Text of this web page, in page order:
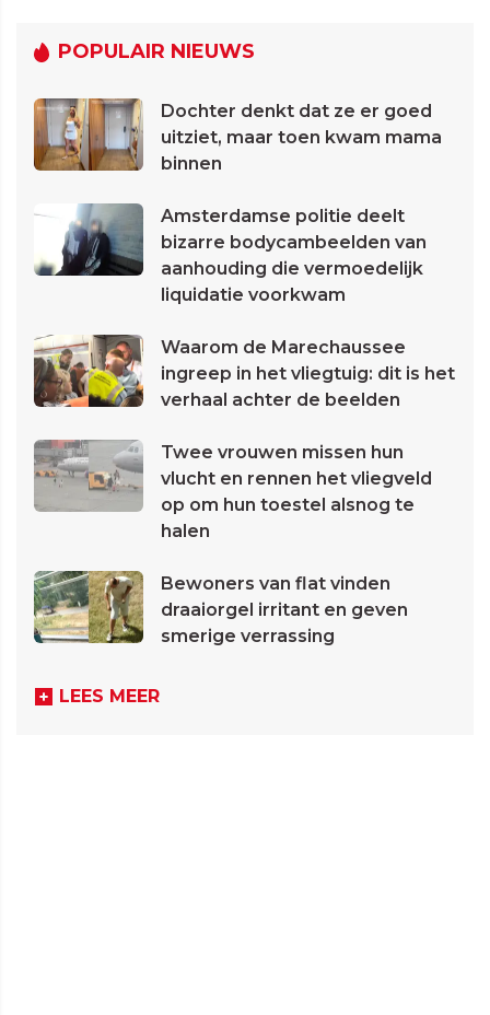
POPULAIR NIEUWS
Dochter denkt dat ze er goed
uitziet, maar toen kwam mama
binnen
Amsterdamse politie deelt
bizarre bodycambeelden van
aanhouding die vermoedelijk
liquidatie voorkwam
Waarom de Marechaussee
ingreep in het vliegtuig: dit is het
verhaal achter de beelden
Twee vrouwen missen hun
vlucht en rennen het vliegveld
op om hun toestel alsnog te
halen
Bewoners van flat vinden
draaiorgel irritant en geven
smerige verrassing
LEES MEER